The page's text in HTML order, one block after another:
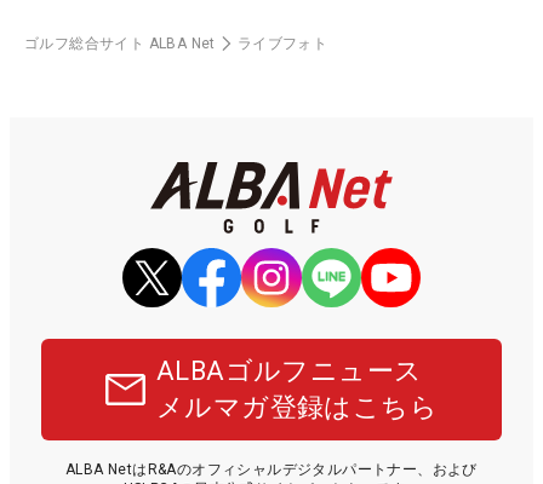
ゴルフ総合サイト ALBA Net ライブフォト
ALBAゴルフニュース
メルマガ登録はこちら
ALBA NetはR&Aのオフィシャルデジタルパートナー、および